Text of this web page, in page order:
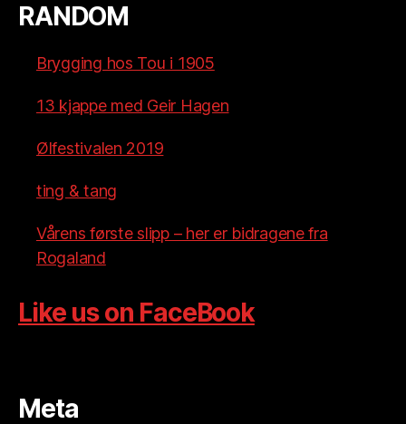
RANDOM
Brygging hos Tou i 1905
13 kjappe med Geir Hagen
Ølfestivalen 2019
ting & tang
Vårens første slipp – her er bidragene fra
Rogaland
Like us on FaceBook
Meta